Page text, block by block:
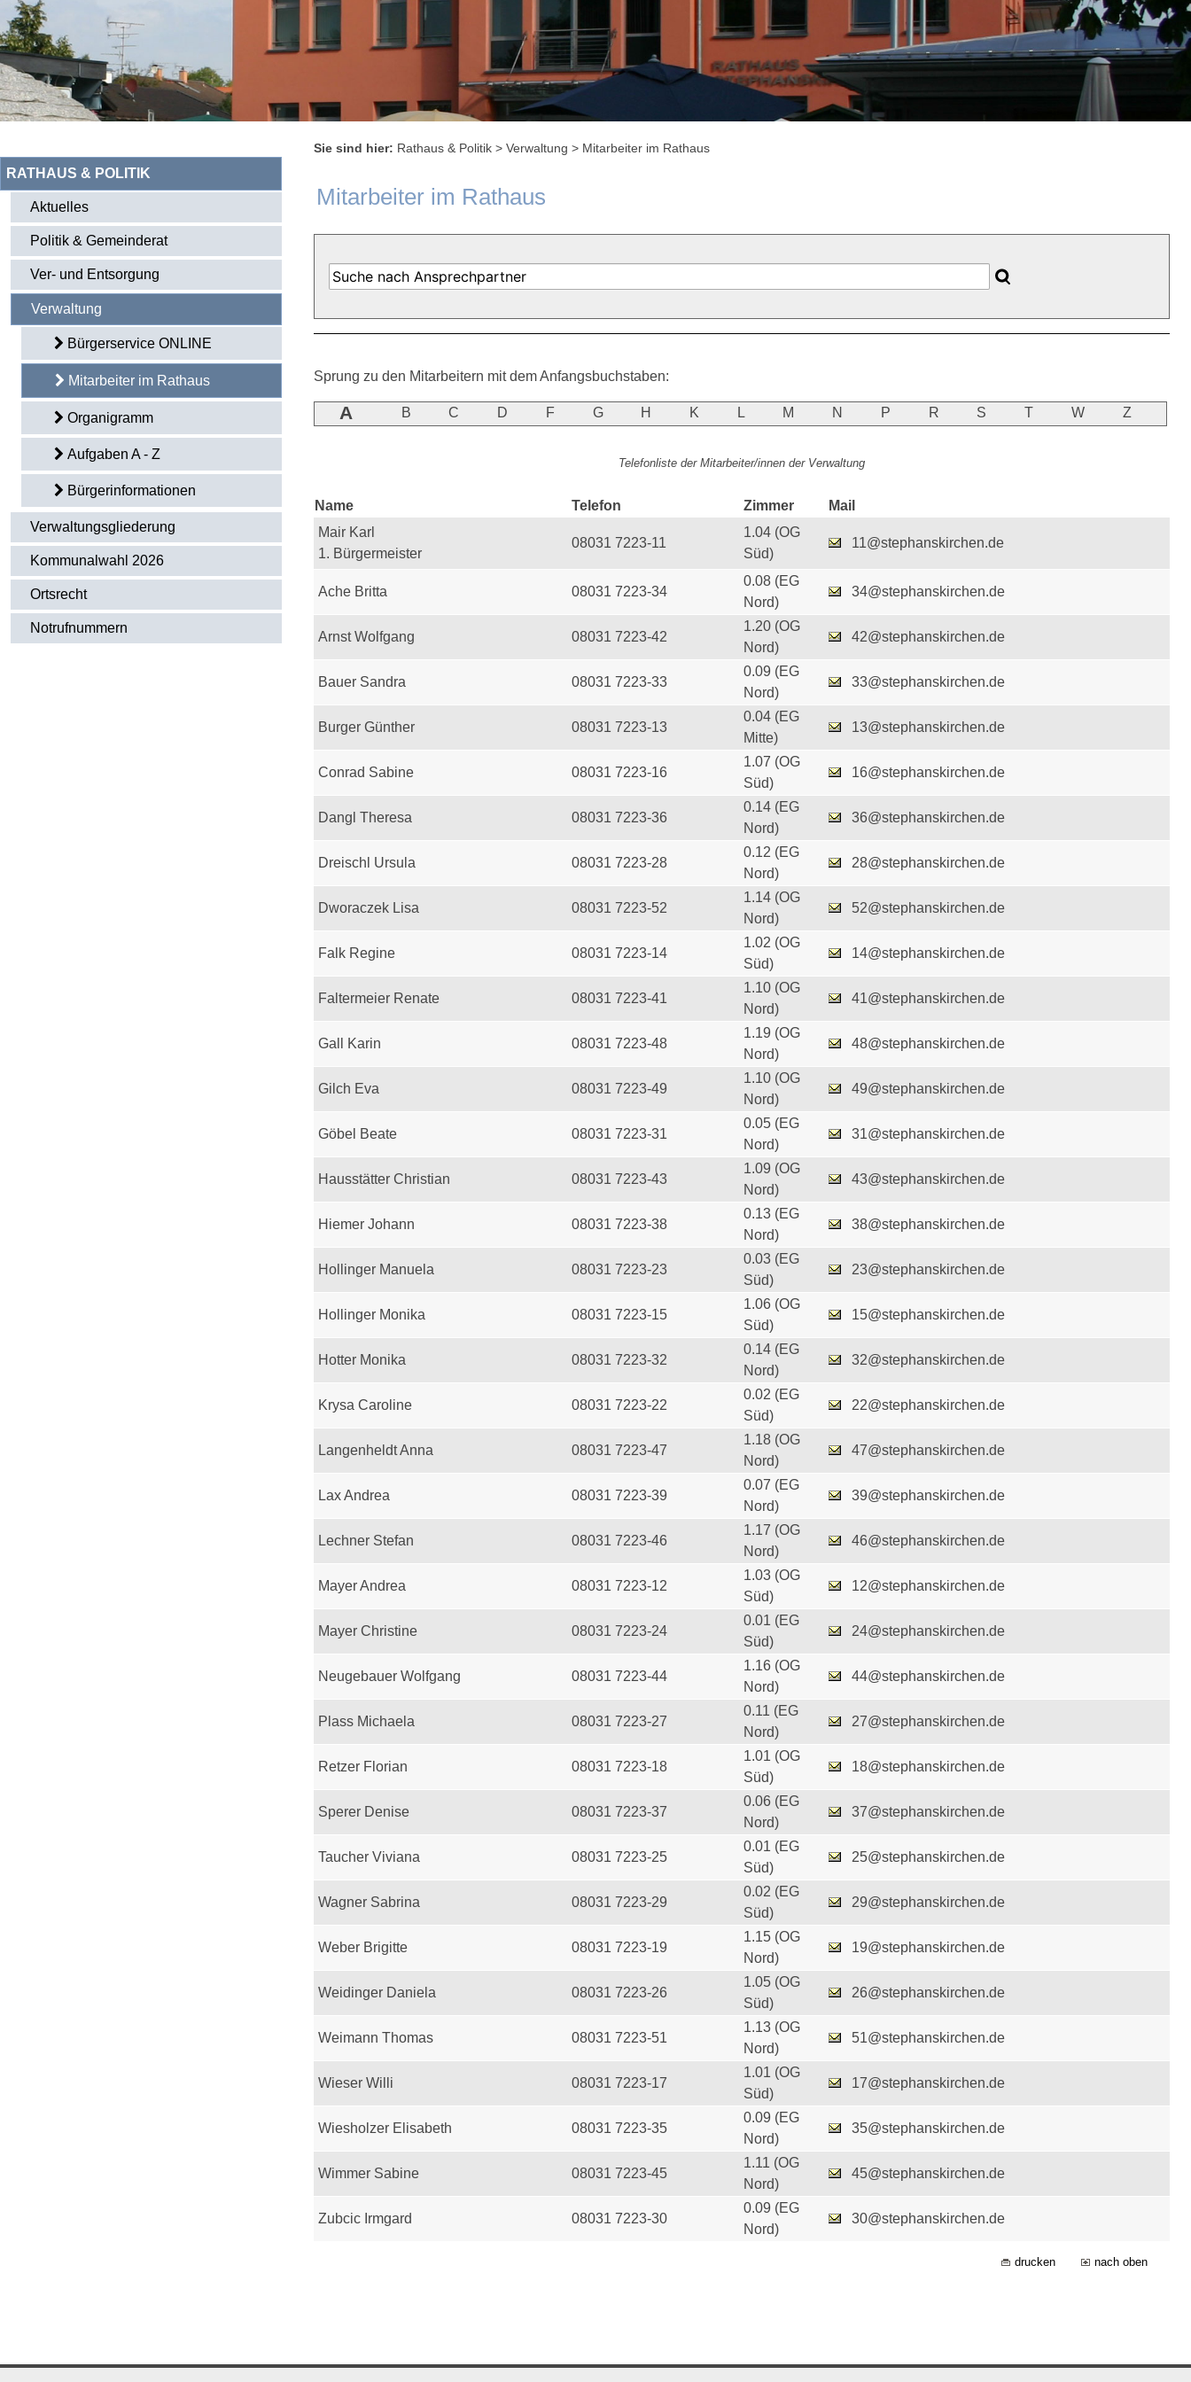
RATHAUS & POLITIK
Aktuelles
Politik & Gemeinderat
Ver- und Entsorgung
Verwaltung
Bürgerservice ONLINE
Mitarbeiter im Rathaus
Organigramm
Aufgaben A - Z
Bürgerinformationen
Verwaltungsgliederung
Kommunalwahl 2026
Ortsrecht
Notrufnummern
Sie sind hier: Rathaus & Politik > Verwaltung > Mitarbeiter im Rathaus
Mitarbeiter im Rathaus
Sprung zu den Mitarbeitern mit dem Anfangsbuchstaben:
A B C D F G H K L M N P R S T W Z
Telefonliste der Mitarbeiter/innen der Verwaltung
Name Telefon Zimmer
Mail
Mair Karl
1. Bürgermeister
08031 7223-11
1.04 (OG
Süd)
11@stephanskirchen.de
Ache Britta 08031 7223-34
0.08 (EG
Nord)
34@stephanskirchen.de
Arnst Wolfgang 08031 7223-42
1.20 (OG
Nord)
42@stephanskirchen.de
Bauer Sandra 08031 7223-33
0.09 (EG
Nord)
33@stephanskirchen.de
Burger Günther 08031 7223-13
0.04 (EG
Mitte)
13@stephanskirchen.de
Conrad Sabine 08031 7223-16
1.07 (OG
Süd)
16@stephanskirchen.de
Dangl Theresa 08031 7223-36
0.14 (EG
Nord)
36@stephanskirchen.de
Dreischl Ursula 08031 7223-28
0.12 (EG
Nord)
28@stephanskirchen.de
Dworaczek Lisa 08031 7223-52
1.14 (OG
Nord)
52@stephanskirchen.de
Falk Regine 08031 7223-14
1.02 (OG
Süd)
14@stephanskirchen.de
Faltermeier Renate 08031 7223-41
1.10 (OG
Nord)
41@stephanskirchen.de
Gall Karin 08031 7223-48
1.19 (OG
Nord)
48@stephanskirchen.de
Gilch Eva 08031 7223-49
1.10 (OG
Nord)
49@stephanskirchen.de
Göbel Beate 08031 7223-31
0.05 (EG
Nord)
31@stephanskirchen.de
Hausstätter Christian 08031 7223-43
1.09 (OG
Nord)
43@stephanskirchen.de
Hiemer Johann 08031 7223-38
0.13 (EG
Nord)
38@stephanskirchen.de
Hollinger Manuela 08031 7223-23
0.03 (EG
Süd)
23@stephanskirchen.de
Hollinger Monika 08031 7223-15
1.06 (OG
Süd)
15@stephanskirchen.de
Hotter Monika 08031 7223-32
0.14 (EG
Nord)
32@stephanskirchen.de
Krysa Caroline 08031 7223-22
0.02 (EG
Süd)
22@stephanskirchen.de
Langenheldt Anna 08031 7223-47
1.18 (OG
Nord)
47@stephanskirchen.de
Lax Andrea 08031 7223-39
0.07 (EG
Nord)
39@stephanskirchen.de
Lechner Stefan 08031 7223-46
1.17 (OG
Nord)
46@stephanskirchen.de
Mayer Andrea 08031 7223-12
1.03 (OG
Süd)
12@stephanskirchen.de
Mayer Christine 08031 7223-24
0.01 (EG
Süd)
24@stephanskirchen.de
Neugebauer Wolfgang 08031 7223-44
1.16 (OG
Nord)
44@stephanskirchen.de
Plass Michaela 08031 7223-27
0.11 (EG
Nord)
27@stephanskirchen.de
Retzer Florian 08031 7223-18
1.01 (OG
Süd)
18@stephanskirchen.de
Sperer Denise 08031 7223-37
0.06 (EG
Nord)
37@stephanskirchen.de
Taucher Viviana 08031 7223-25
0.01 (EG
Süd)
25@stephanskirchen.de
Wagner Sabrina 08031 7223-29
0.02 (EG
Süd)
29@stephanskirchen.de
Weber Brigitte 08031 7223-19
1.15 (OG
Nord)
19@stephanskirchen.de
Weidinger Daniela 08031 7223-26
1.05 (OG
Süd)
26@stephanskirchen.de
Weimann Thomas 08031 7223-51
1.13 (OG
Nord)
51@stephanskirchen.de
Wieser Willi 08031 7223-17
1.01 (OG
Süd)
17@stephanskirchen.de
Wiesholzer Elisabeth 08031 7223-35
0.09 (EG
Nord)
35@stephanskirchen.de
Wimmer Sabine 08031 7223-45
1.11 (OG
Nord)
45@stephanskirchen.de
Zubcic Irmgard 08031 7223-30
0.09 (EG
Nord)
30@stephanskirchen.de
drucken nach oben